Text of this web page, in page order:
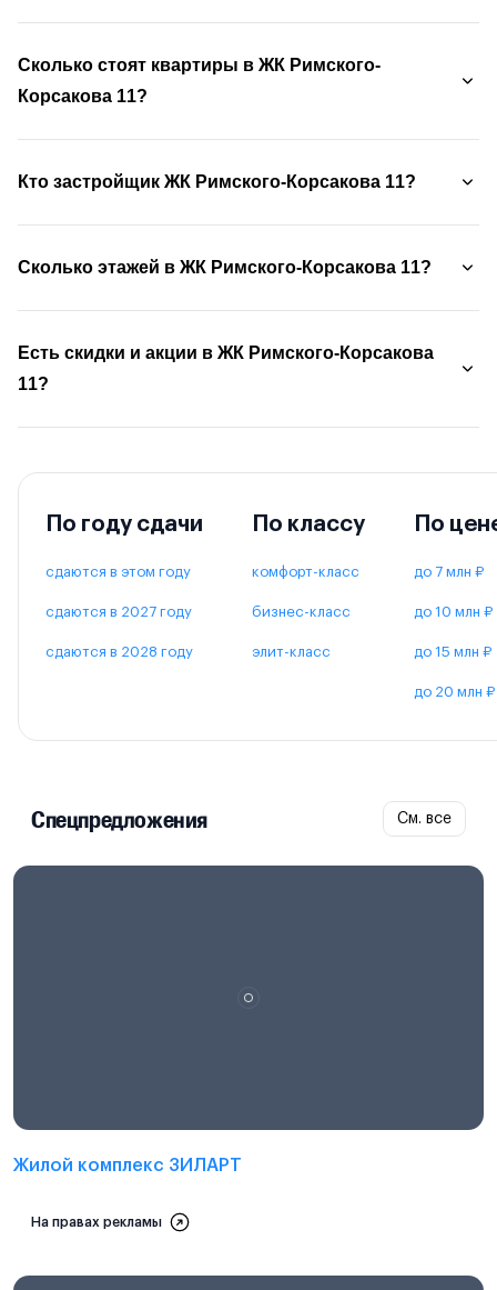
Сколько стоят квартиры в ЖК Римского-
Корсакова 11?
Кто застройщик ЖК Римского-Корсакова 11?
Сколько этажей в ЖК Римского-Корсакова 11?
Есть скидки и акции в ЖК Римского-Корсакова
11?
По году сдачи
сдаются в этом году
сдаются в 2027 году
сдаются в 2028 году
По классу
комфорт-класс
бизнес-класс
элит-класс
По
до 7 млн ₽
до 10 млн ₽
до 15 млн ₽
до 20 млн ₽
Спецпредложения См. все
Жилой комплекс ЗИЛАРТ
На правах рекламы